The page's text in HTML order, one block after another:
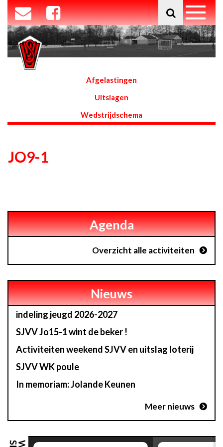
Afgelastingen
Uitslagen
Wedstrijdschema
JO9-1
Agenda
Overzicht alle activiteiten
Nieuws
indeling jeugd 2026-2027
SJVV Jo15-1 wint de beker !
Activiteiten weekend SJVV en uitslag loterij
SJVV WK poule
In memoriam: Jolande Keunen
Meer nieuws